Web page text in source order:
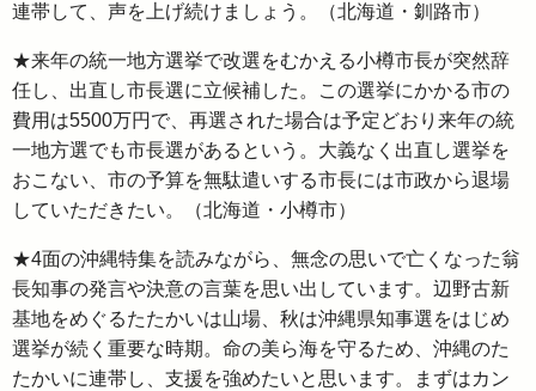
連帯して、声を上げ続けましょう。（北海道・釧路市）
★来年の統一地方選挙で改選をむかえる小樽市長が突然辞
任し、出直し市長選に立候補した。この選挙にかかる市の
費用は5500万円で、再選された場合は予定どおり来年の統
一地方選でも市長選があるという。大義なく出直し選挙を
おこない、市の予算を無駄遣いする市長には市政から退場
していただきたい。（北海道・小樽市）
★4面の沖縄特集を読みながら、無念の思いで亡くなった翁
長知事の発言や決意の言葉を思い出しています。辺野古新
基地をめぐるたたかいは山場、秋は沖縄県知事選をはじめ
選挙が続く重要な時期。命の美ら海を守るため、沖縄のた
たかいに連帯し、支援を強めたいと思います。まずはカン